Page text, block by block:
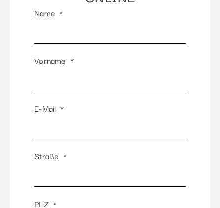
Name
Vorname
E-Mail
Straße
PLZ